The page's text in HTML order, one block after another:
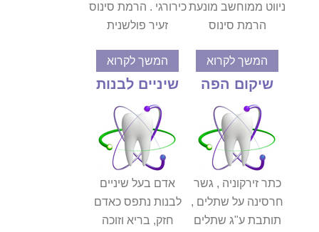
ניווט ממוחשב מונעת
הרמת סינוס
המשך לקרוא
כירורגי . הרמת סינוס
זעיר פולשנית
המשך לקרוא
שיקום הפה
כתר זירקוניה , גשר
חרסינה על שתלים ,
תותבת ע"ג שתלים
שיניים לבנות
אדם בעל שיניים
לבנות נתפס כאדם
חזק, בריא וזוכה